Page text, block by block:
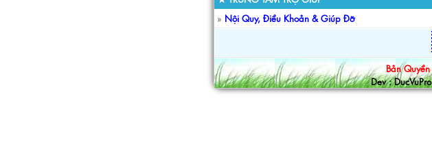
» Nội Quy, Điều Khoản & Giúp Đỡ
Bản Quyền
Dev :